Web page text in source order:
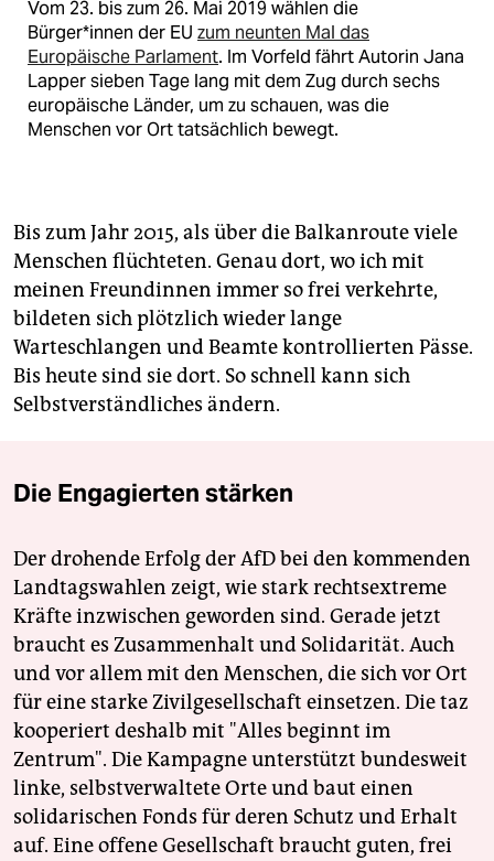
Vom 23. bis zum 26. Mai 2019 wählen die
Bürger*innen der EU zum neunten Mal das
Europäische Parlament. Im Vorfeld fährt Autorin Jana
Lapper sieben Tage lang mit dem Zug durch sechs
europäische Länder, um zu schauen, was die
Menschen vor Ort tatsächlich bewegt.
Bis zum Jahr 2015, als über die Balkanroute viele
Menschen flüchteten. Genau dort, wo ich mit
meinen Freundinnen immer so frei verkehrte,
bildeten sich plötzlich wieder lange
Warteschlangen und Beamte kontrollierten Pässe.
Bis heute sind sie dort. So schnell kann sich
Selbstverständliches ändern.
Die Engagierten stärken
Der drohende Erfolg der AfD bei den kommenden
Landtagswahlen zeigt, wie stark rechtsextreme
Kräfte inzwischen geworden sind. Gerade jetzt
braucht es Zusammenhalt und Solidarität. Auch
und vor allem mit den Menschen, die sich vor Ort
für eine starke Zivilgesellschaft einsetzen. Die taz
kooperiert deshalb mit "Alles beginnt im
Zentrum". Die Kampagne unterstützt bundesweit
linke, selbstverwaltete Orte und baut einen
solidarischen Fonds für deren Schutz und Erhalt
auf. Eine offene Gesellschaft braucht guten, frei